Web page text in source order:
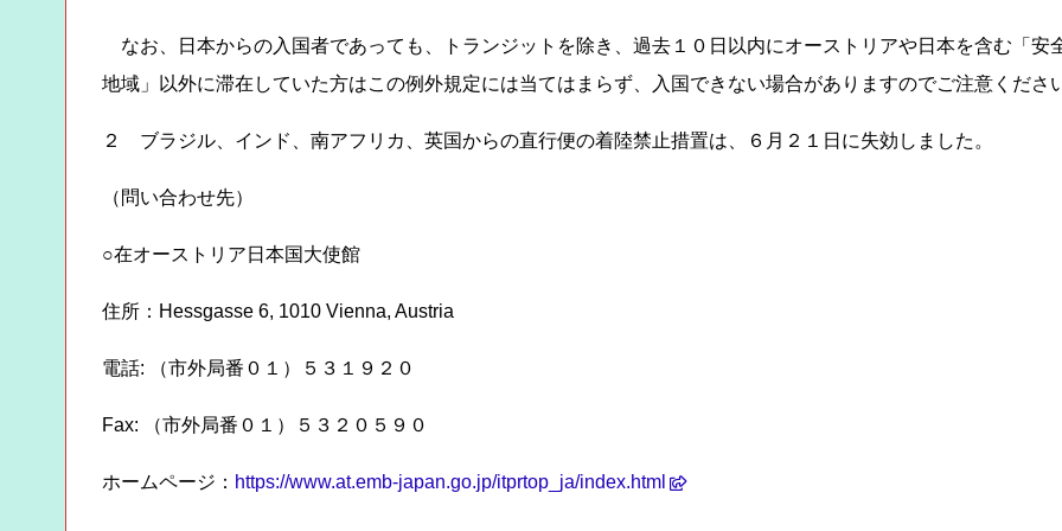
なお、日本からの入国者であっても、トランジットを除き、過去１０日以内にオーストリアや日本を含む「安
地域」以外に滞在していた方はこの例外規定には当てはまらず、入国できない場合がありますのでご注意くださ
２ ブラジル、インド、南アフリカ、英国からの直行便の着陸禁止措置は、６月２１日に失効しました。
（問い合わせ先）
○在オーストリア日本国大使館
住所：Hessgasse 6, 1010 Vienna, Austria
電話: （市外局番０１）５３１９２０
Fax: （市外局番０１）５３２０５９０
ホームページ： https://www.at.emb-japan.go.jp/itprtop_ja/index.html